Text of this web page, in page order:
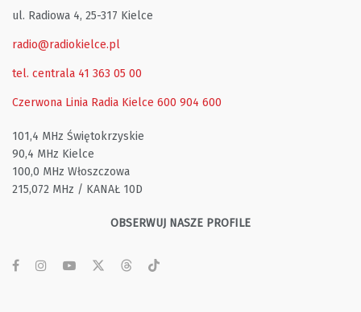
ul. Radiowa 4, 25-317 Kielce
radio@radiokielce.pl
tel. centrala 41 363 05 00
Czerwona Linia Radia Kielce 600 904 600
101,4 MHz Świętokrzyskie
90,4 MHz Kielce
100,0 MHz Włoszczowa
215,072 MHz / KANAŁ 10D
OBSERWUJ NASZE PROFILE